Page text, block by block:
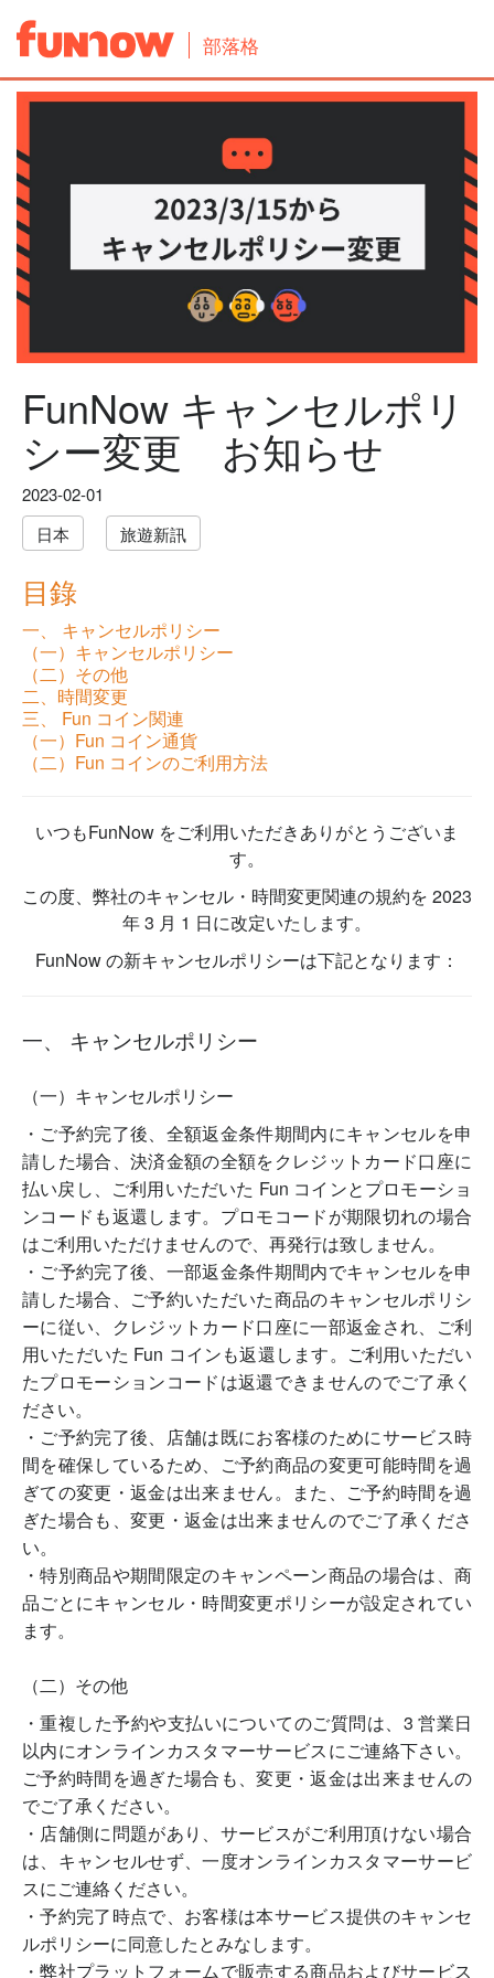
部落格
FunNow キャンセルポリ
シー変更 お知らせ
2023-02-01
日本
旅遊新訊
目錄
一、 キャンセルポリシー
（一）キャンセルポリシー
（二）その他
二、時間変更
三、 Fun コイン関連
（一）Fun コイン通貨
（二）Fun コインのご利用方法
いつもFunNow をご利用いただきありがとうございま
す。
この度、弊社のキャンセル・時間変更関連の規約を 2023
年 3 月 1 日に改定いたします。
FunNow の新キャンセルポリシーは下記となります：
一、 キャンセルポリシー
（一）キャンセルポリシー
・ご予約完了後、全額返金条件期間内にキャンセルを申
請した場合、決済金額の全額をクレジットカード口座に
払い戻し、ご利用いただいた Fun コインとプロモーショ
ンコードも返還します。プロモコードが期限切れの場合
はご利用いただけませんので、再発行は致しません。
・ご予約完了後、一部返金条件期間内でキャンセルを申
請した場合、ご予約いただいた商品のキャンセルポリシ
ーに従い、クレジットカード口座に一部返金され、ご利
用いただいた Fun コインも返還します。ご利用いただい
たプロモーションコードは返還できませんのでご了承く
ださい。
・ご予約完了後、店舗は既にお客様のためにサービス時
間を確保しているため、ご予約商品の変更可能時間を過
ぎての変更・返金は出来ません。また、ご予約時間を過
ぎた場合も、変更・返金は出来ませんのでご了承くださ
い。
・特別商品や期間限定のキャンペーン商品の場合は、商
品ごとにキャンセル・時間変更ポリシーが設定されてい
ます。
（二）その他
・重複した予約や支払いについてのご質問は、3 営業日
以内にオンラインカスタマーサービスにご連絡下さい。
ご予約時間を過ぎた場合も、変更・返金は出来ませんの
でご了承ください。
・店舗側に問題があり、サービスがご利用頂けない場合
は、キャンセルせず、一度オンラインカスタマーサービ
スにご連絡ください。
・予約完了時点で、お客様は本サービス提供のキャンセ
ルポリシーに同意したとみなします。
・弊社プラットフォームで販売する商品およびサービス